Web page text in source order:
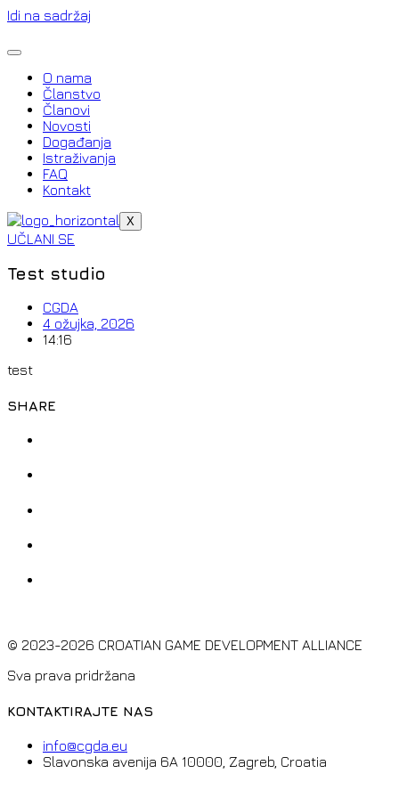
Idi na sadržaj
O nama
Članstvo
Članovi
Novosti
Događanja
Istraživanja
FAQ
Kontakt
X
UČLANI SE
Test studio
CGDA
4 ožujka, 2026
14:16
test
SHARE
© 2023-2026 CROATIAN GAME DEVELOPMENT ALLIANCE
Sva prava pridržana
KONTAKTIRAJTE NAS
info@cgda.eu
Slavonska avenija 6A 10000, Zagreb, Croatia